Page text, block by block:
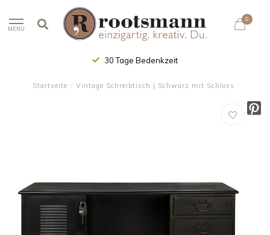
MENU
0
30 Tage Bedenkzeit
Startseite / Vintage Schreibtisch | Schwarz mit Schloss